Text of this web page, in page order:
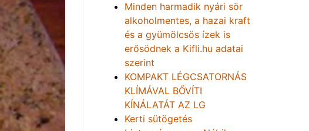
Minden harmadik nyári sör
alkoholmentes, a hazai kraft
és a gyümölcsös ízek is
erősödnek a Kifli.hu adatai
szerint
KOMPAKT LÉGCSATORNÁS
KLÍMÁVAL BŐVÍTI
KÍNÁLATÁT AZ LG
Kerti sütögetés